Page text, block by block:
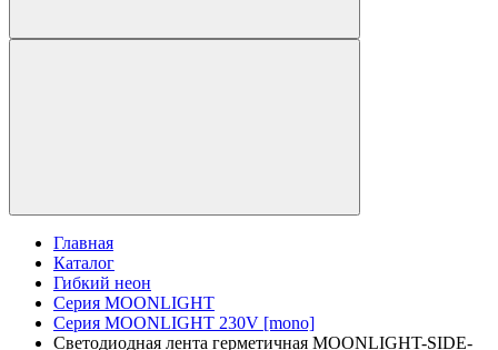
Главная
Каталог
Гибкий неон
Серия MOONLIGHT
Серия MOONLIGHT 230V [mono]
Светодиодная лента герметичная MOONLIGHT-SIDE-